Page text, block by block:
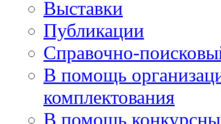
Выставки
Публикации
Справочно-
В помощь
комплектования
В помощь